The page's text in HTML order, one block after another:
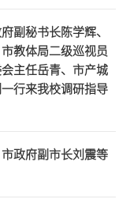
副秘书长陈学辉、
教体局二级巡视员
主任岳青、市产城
行来我校调研指导
政府副市长刘震等